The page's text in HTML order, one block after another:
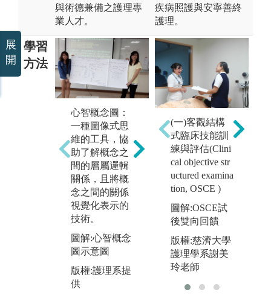
與術德兼備之護理專
業人才。
疾病照護與安寧善終
護理。
學習
方法
心智概念圖：
一種圖像式思
維的工具，協
助了解概念之
間的層屬邏輯
關係，且將概
念之間的關係
視覺化表示的
技術。
圖解:心智概念
圖示意圖
版權:護理系提
供
導向的翻轉學
習：以學習者
為中心，透過
團隊合作，彼
此的互動互助
及重視正向的
相互依賴，提
供學生主動思
考討論或小組
練習的機會，
達成共同學習
與思維的目
(一)客觀結構
式臨床技能訓
練與評估(Clini
cal objective str
uctured examina
tion, OSCE )
圖解:OSCE試
後雙向回饋
版權:慈濟大學
護理學系謝美
玲老師
展
開